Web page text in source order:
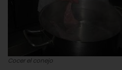
Cocer el conejo